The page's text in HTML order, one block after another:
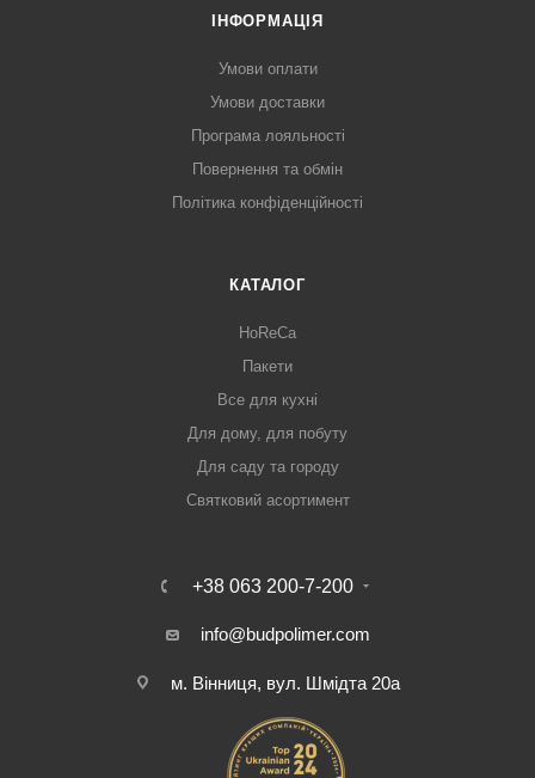
ІНФОРМАЦІЯ
Умови оплати
Умови доставки
Програма лояльності
Повернення та обмін
Політика конфіденційності
КАТАЛОГ
HoReCa
Пакети
Все для кухні
Для дому, для побуту
Для саду та городу
Святковий асортимент
+38 063 200-7-200
info@budpolimer.com
м. Вінниця, вул. Шмідта 20а